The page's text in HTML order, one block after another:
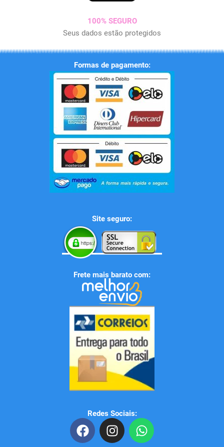
100% SEGURO
Seus dados estão protegidos
Formas de pagamento:
Site seguro:
Frete mais barato com:
Redes Sociais:
F
a
I
n
W
h